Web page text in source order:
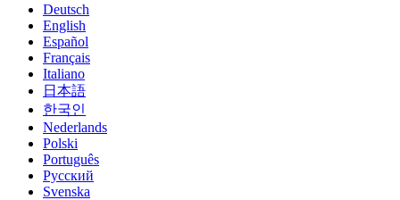
Deutsch
English
Español
Français
Italiano
日本語
한국인
Nederlands
Polski
Português
Pусский
Svenska